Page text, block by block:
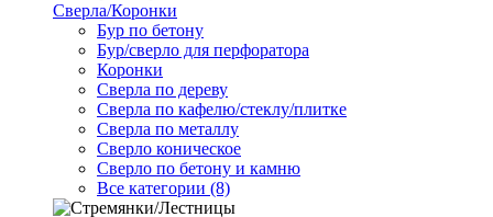
Сверла/Коронки
Бур по бетону
Бур/сверло для перфоратора
Коронки
Сверла по дереву
Сверла по кафелю/стеклу/плитке
Сверла по металлу
Сверло коническое
Сверло по бетону и камню
Все категории (8)